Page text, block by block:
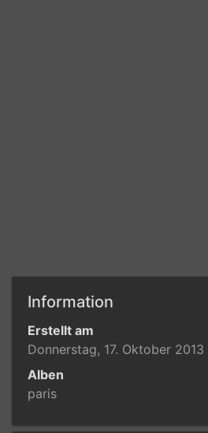
Information
Erstellt am
Donnerstag, 17. Oktober 2013
Alben
paris